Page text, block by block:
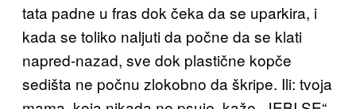
tata padne u fras dok čeka da se uparkira, i
kada se toliko naljuti da počne da se klati
napred-nazad, sve dok plastične kopče
sedišta ne počnu zlokobno da škripe. Ili: tvoja